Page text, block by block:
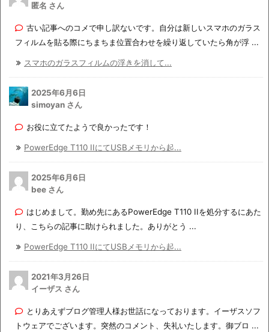
匿名 さん
古い記事へのコメで申し訳ないです。自分は新しいスマホのガラス
フィルムを貼る際にちまちま位置合わせを繰り返していたら角が浮 ...
スマホのガラスフィルムの浮きを消して...
2025年6月6日
simoyan さん
お役に立てたようで良かったです！
PowerEdge T110 IIにてUSBメモリから起...
2025年6月6日
bee さん
はじめまして。勤め先にあるPowerEdge T110 IIを処分するにあた
り、こちらの記事に助けられました。ありがとう ...
PowerEdge T110 IIにてUSBメモリから起...
2021年3月26日
イーザス さん
とりあえずブログ管理人様お世話になっております。イーザスソフ
トウェアでございます。突然のコメント、失礼いたします。御ブロ ...